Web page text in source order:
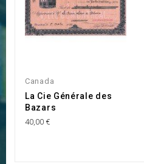
Canada
La Cie Générale des
Bazars
40,00 €